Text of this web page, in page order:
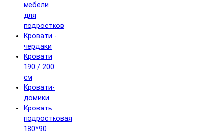
мебели
для
подростков
Кровати -
чердаки
Кровати
190 / 200
см
Кровати-
домики
Кровать
подростковая
180*90